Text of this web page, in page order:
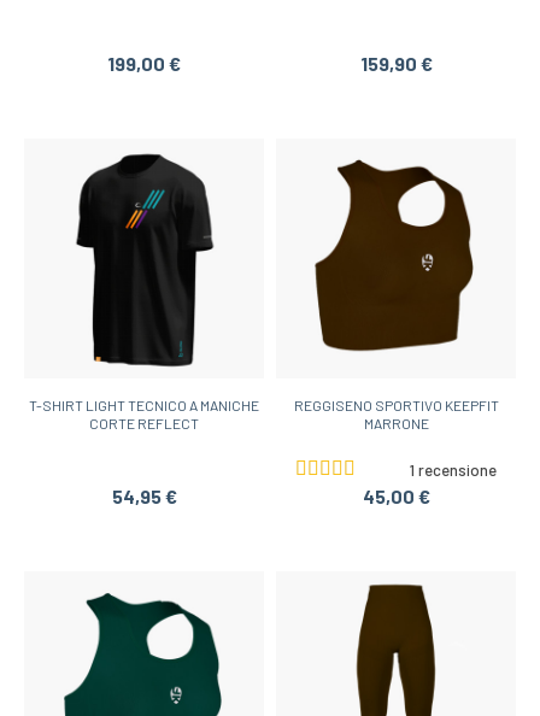
199,00 € 159,90 €
T-SHIRT LIGHT TECNICO A MANICHE
CORTE REFLECT
54,95 €
REGGISENO SPORTIVO KEEPFIT
MARRONE
1 recensione
45,00 €